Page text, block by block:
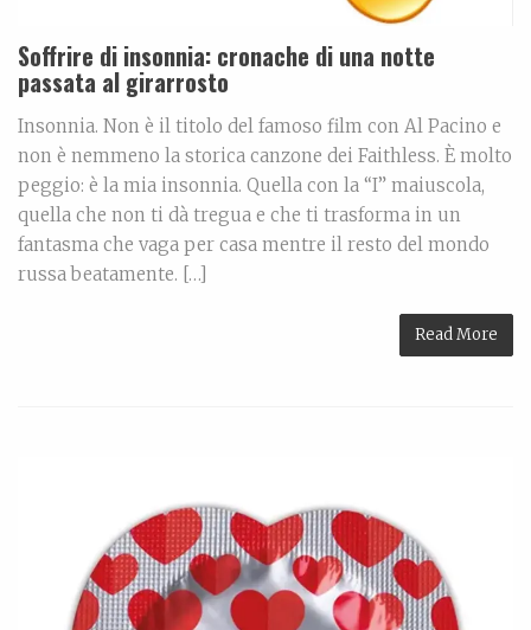
Soffrire di insonnia: cronache di una notte
passata al girarrosto
Insonnia. Non è il titolo del famoso film con Al Pacino e
non è nemmeno la storica canzone dei Faithless. È molto
peggio: è la mia insonnia. Quella con la “I” maiuscola,
quella che non ti dà tregua e che ti trasforma in un
fantasma che vaga per casa mentre il resto del mondo
russa beatamente. […]
Read More